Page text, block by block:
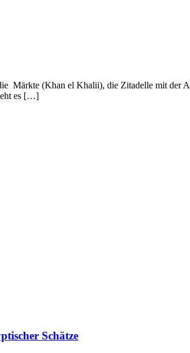
Märkte (Khan el Khalii), die Zitadelle mit der
es […]
Schätze